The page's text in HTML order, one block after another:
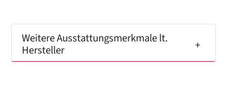
Weitere Ausstattungsmerkmale lt.
Hersteller